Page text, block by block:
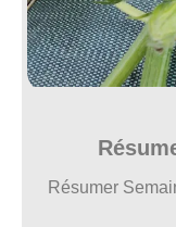
Résumer